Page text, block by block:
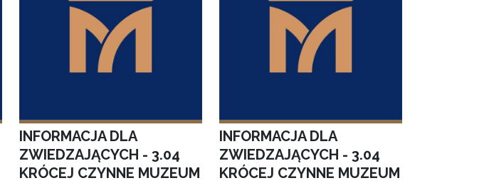
INFORMACJA DLA
ZWIEDZAJĄCYCH - 3.04
KRÓCEJ CZYNNE MUZEUM
INFORMACJA DLA
ZWIEDZAJĄCYCH - 3.04
KRÓCEJ CZYNNE MUZEUM